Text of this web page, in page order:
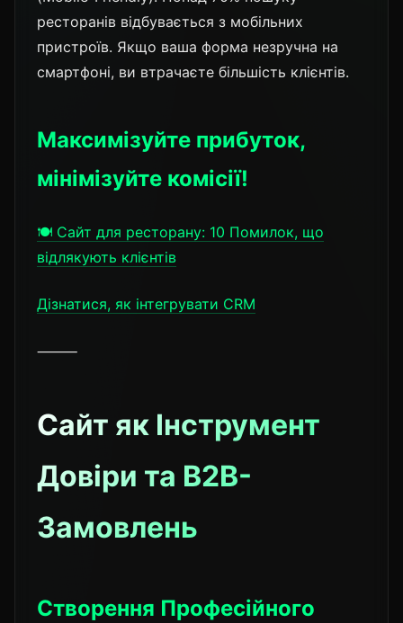
ресторанів відбувається з мобільних
пристроїв. Якщо ваша форма незручна на
смартфоні, ви втрачаєте більшість клієнтів.
Максимізуйте прибуток,
мінімізуйте комісії!
🍽️ Сайт для ресторану: 10 Помилок, що
відлякують клієнтів
Дізнатися, як інтегрувати CRM
⸻
Сайт як Інструмент
Довіри та B2B-
Замовлень
Створення Професійного